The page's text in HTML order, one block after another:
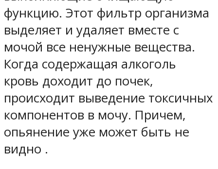
функцию. Этот фильтр организма
выделяет и удаляет вместе с
мочой все ненужные вещества.
Когда содержащая алкоголь
кровь доходит до почек,
происходит выведение токсичных
компонентов в мочу. Причем,
опьянение уже может быть не
видно .